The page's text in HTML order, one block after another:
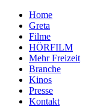
Home
Greta
Filme
HÖRFILM
Mehr Freizeit
Branche
Kinos
Presse
Kontakt